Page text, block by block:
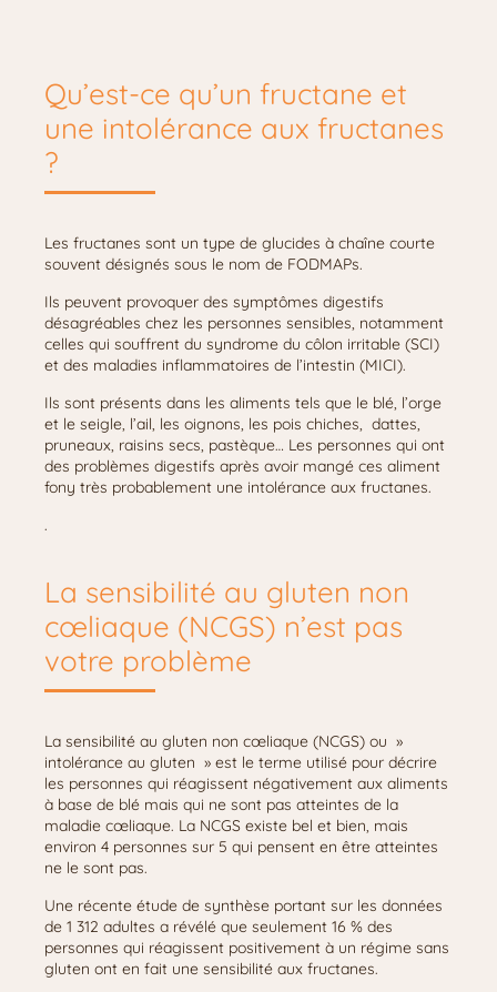
Qu’est-ce qu’un fructane et
une intolérance aux fructanes
?
Les fructanes sont un type de glucides à chaîne courte
souvent désignés sous le nom de FODMAPs.
Ils peuvent provoquer des symptômes digestifs
désagréables chez les personnes sensibles, notamment
celles qui souffrent du syndrome du côlon irritable (SCI)
et des maladies inflammatoires de l’intestin (MICI).
Ils sont présents dans les aliments tels que le blé, l’orge
et le seigle, l’ail, les oignons, les pois chiches, dattes,
pruneaux, raisins secs, pastèque… Les personnes qui ont
des problèmes digestifs après avoir mangé ces aliment
fony très probablement une intolérance aux fructanes.
.
La sensibilité au gluten non
cœliaque (NCGS) n’est pas
votre problème
La sensibilité au gluten non cœliaque (NCGS) ou »
intolérance au gluten » est le terme utilisé pour décrire
les personnes qui réagissent négativement aux aliments
à base de blé mais qui ne sont pas atteintes de la
maladie cœliaque. La NCGS existe bel et bien, mais
environ 4 personnes sur 5 qui pensent en être atteintes
ne le sont pas.
Une récente étude de synthèse portant sur les données
de 1 312 adultes a révélé que seulement 16 % des
personnes qui réagissent positivement à un régime sans
gluten ont en fait une sensibilité aux fructanes.